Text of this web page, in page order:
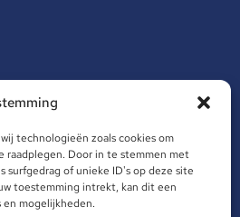
technologieën zoals cookies om
raadplegen. Door in te stemmen met
surfgedrag of unieke ID's op deze site
toestemming intrekt, kan dit een
mogelijkheden.
House